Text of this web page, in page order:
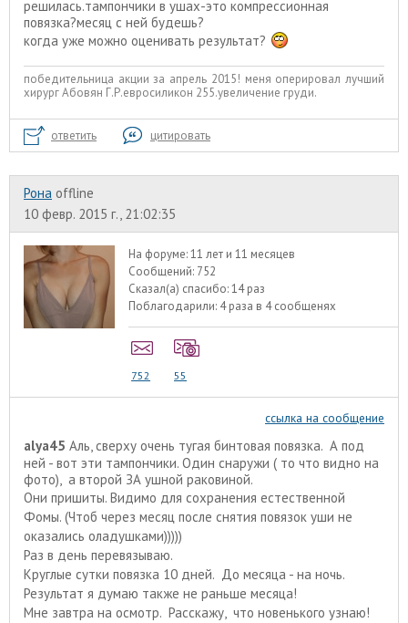
решилась.тампончики в ушах-это компрессионная
повязка?месяц с ней будешь?
когда уже можно оценивать результат?
победительница акции за апрель 2015! меня оперировал лучший
хирург Абовян Г.Р.евросиликон 255.увеличение груди.
ответить цитировать
Рона offline
10 февр. 2015 г., 21:02:35
На форуме:11 лет и 11 месяцев
Сообщений: 752
Сказал(а) спасибо:14 раз
Поблагодарили: 4 раза в 4 сообщенях
752 55
ссылка на сообщение
alyа45 Аль, сверху очень тугая бинтовая повязка. А под
ней - вот эти тампончики. Один снаружи ( то что видно на
фото), а второй ЗА ушной раковиной.
Они пришиты. Видимо для сохранения естественной
Фомы. (Чтоб через месяц после снятия повязок уши не
оказались оладушками)))))
Раз в день перевязываю.
Круглые сутки повязка 10 дней. До месяца - на ночь.
Результат я думаю также не раньше месяца!
Мне завтра на осмотр. Расскажу, что новенького узнаю!